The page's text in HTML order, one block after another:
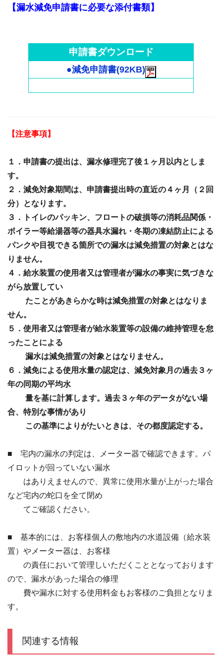
【漏水減免申請書に必要な添付書類】
申請書ダウンロード
●減免申請書(92KB)
【注意事項】
１．申請書の提出は、漏水修理完了後１ヶ月以内としま
す。
２．減免対象期間は、申請書提出時の直近の４ヶ月（２回
分）となります。
３．トイレのパッキン、フロートの破損等の消耗品関係・
ボイラー等給湯器等の器具水漏れ・冬期の凍結防止による
パンクや目視できる箇所での漏水は減免措置の対象とはな
りません。
４．給水装置の使用者又は管理者が漏水の事実に気づきな
がら放置してい
たことがあきらかな時は減免措置の対象とはなりま
せん。
５．使用者又は管理者が給水装置等の設備の維持管理を怠
ったことによる
漏水は減免措置の対象とはなりません。
６．減免による使用水量の認定は、減免対象月の過去３ヶ
年の同期の平均水
量を基に計算します。過去３ヶ年のデータがない場
合、特別な事情があり
この基準によりがたいときは、その都度認定する。
■ 宅内の漏水の判定は、メーター器で確認できます。パ
イロットが回っていない漏水
はありえませんので、異常に使用水量が上がった場合
など宅内の蛇口を全て閉め
てご確認ください。
■ 基本的には、お客様個人の敷地内の水道設備（給水装
置）やメーター器は、お客様
の責任において管理しいただくこととなっております
ので、漏水があった場合の修理
費や漏水に対する使用料金もお客様のご負担となりま
す。
関連する情報